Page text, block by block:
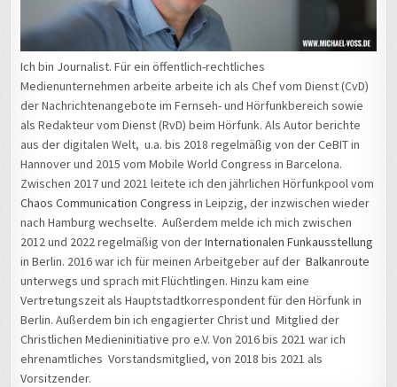
Ich bin Journalist. Für ein öffentlich-rechtliches
Medienunternehmen arbeite arbeite ich als Chef vom Dienst (CvD)
der Nachrichtenangebote im Fernseh- und Hörfunkbereich sowie
als Redakteur vom Dienst (RvD) beim Hörfunk. Als Autor berichte
aus der digitalen Welt, u.a. bis 2018 regelmäßig von der CeBIT in
Hannover und 2015 vom Mobile World Congress in Barcelona.
Zwischen 2017 und 2021 leitete ich den jährlichen Hörfunkpool vom
Chaos Communication Congress in Leipzig, der inzwischen wieder
nach Hamburg wechselte. Außerdem melde ich mich zwischen
2012 und 2022 regelmäßig von derInternationalen Funkausstellung
in Berlin. 2016 war ich für meinen Arbeitgeber auf derBalkanroute
unterwegs und sprach mit Flüchtlingen. Hinzu kam eine
Vertretungszeit als Hauptstadtkorrespondent für den Hörfunk in
Berlin. Außerdem bin ich engagierter Christ und Mitglied der
Christlichen Medieninitiative pro e.V. Von 2016 bis 2021 war ich
ehrenamtliches Vorstandsmitglied, von 2018 bis 2021 als
Vorsitzender.